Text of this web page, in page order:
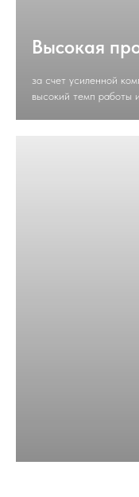
Высокая
за счет усиленной
высокий темп работы